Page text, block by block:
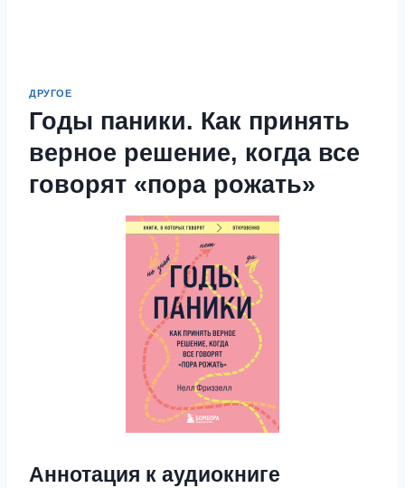
ДРУГОЕ
Годы паники. Как принять
верное решение, когда все
говорят «пора рожать»
Аннотация к аудиокниге